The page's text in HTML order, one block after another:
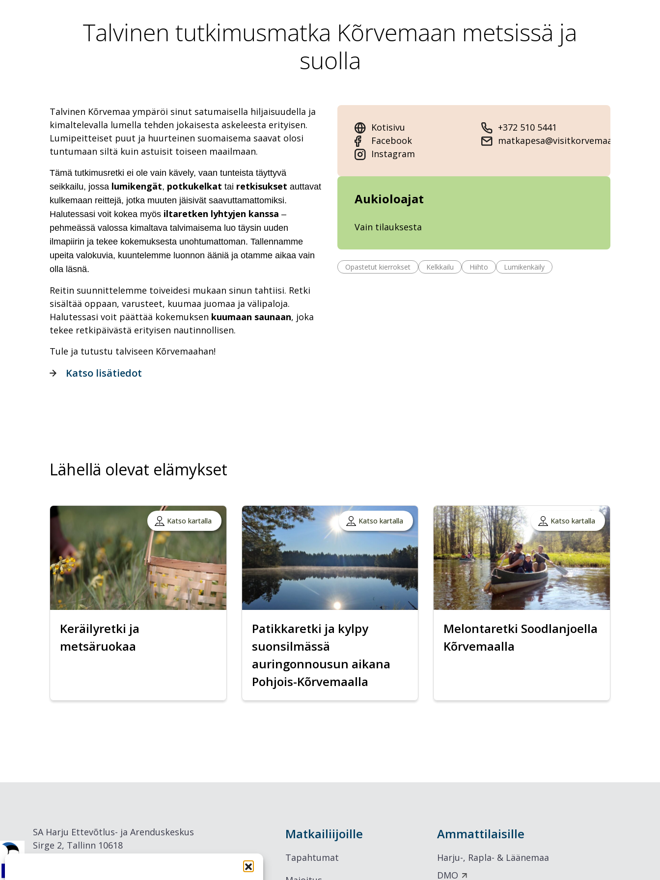
Talvinen tutkimusmatka Kõrvemaan metsissä ja
suolla
Talvinen Kõrvemaa ympäröi sinut satumaisella hiljaisuudella ja
kimaltelevalla lumella tehden jokaisesta askeleesta erityisen.
Lumipeitteiset puut ja huurteinen suomaisema saavat olosi
tuntumaan siltä kuin astuisit toiseen maailmaan.
Tämä tutkimusretki ei ole vain kävely, vaan tunteista täyttyvä
seikkailu, jossa lumikengät, potkukelkat tai retkisukset auttavat
kulkemaan reittejä, jotka muuten jäisivät saavuttamattomiksi.
Halutessasi voit kokea myös iltaretken lyhtyjen kanssa –
pehmeässä valossa kimaltava talvimaisema luo täysin uuden
ilmapiirin ja tekee kokemuksesta unohtumattoman. Tallennamme
upeita valokuvia, kuuntelemme luonnon ääniä ja otamme aikaa vain
olla läsnä.
Reitin suunnittelemme toiveidesi mukaan sinun tahtiisi. Retki
sisältää oppaan, varusteet, kuumaa juomaa ja välipaloja.
Halutessasi voit päättää kokemuksen kuumaan saunaan, joka
tekee retkipäivästä erityisen nautinnollisen.
Tule ja tutustu talviseen Kõrvemaahan!
Kotisivu
Facebook
Instagram
+372 510 5441
matkapesa@visitkorvemaa.ee
Aukioloajat
Vain tilauksesta
Opastetut kierrokset Kelkkailu Hiihto Lumikenkäily
Katso lisätiedot
Lähellä olevat elämykset
Katso kartalla
Keräilyretki ja
metsäruokaa
Katso kartalla
Patikkaretki ja kylpy
suonsilmässä
auringonnousun aikana
Pohjois-Kõrvemaalla
Katso kartalla
Melontaretki Soodlanjoella
Kõrvemaalla
SA Harju Ettevõtlus- ja Arenduskeskus
Sirge 2, Tallinn 10618
Matkailiijoille
Tapahtumat
Ammattilaisille
Harju-, Rapla- & Läänemaa
DMO